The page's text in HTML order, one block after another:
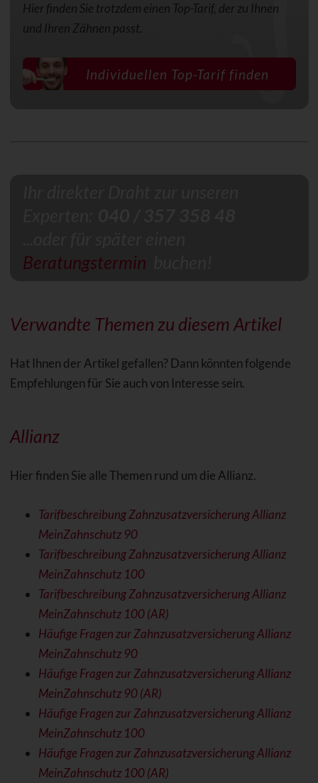
Hier finden Sie trotzdem einen Top-Tarif, der zu Ihnen
und Ihren Zähnen passt.
Individuellen Top-Tarif finden
Beratungstermin
Verwandte Themen zu diesem Artikel
Hat Ihnen der Artikel gefallen? Dann könnten folgende
Empfehlungen für Sie auch von Interesse sein.
Allianz
Hier finden Sie alle Themen rund um die Allianz.
Tarifbeschreibung Zahnzusatzversicherung Allianz
MeinZahnschutz 90
Tarifbeschreibung Zahnzusatzversicherung Allianz
MeinZahnschutz 100
Tarifbeschreibung Zahnzusatzversicherung Allianz
MeinZahnschutz 100 (AR)
Häufige Fragen zur Zahnzusatzversicherung Allianz
MeinZahnschutz 90
Häufige Fragen zur Zahnzusatzversicherung Allianz
MeinZahnschutz 90 (AR)
Häufige Fragen zur Zahnzusatzversicherung Allianz
MeinZahnschutz 100
Häufige Fragen zur Zahnzusatzversicherung Allianz
MeinZahnschutz 100 (AR)